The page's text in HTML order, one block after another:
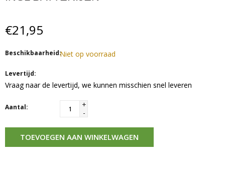
€21,95
Beschikbaarheid:Niet op voorraad
Levertijd:
Vraag naar de levertijd, we kunnen misschien snel leveren
Aantal:
+
-
TOEVOEGEN AAN WINKELWAGEN